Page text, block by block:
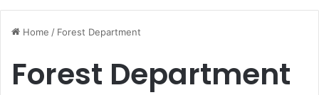
Home / Forest Department
Forest Department